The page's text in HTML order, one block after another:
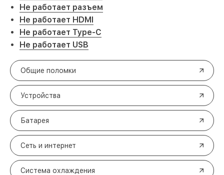
Не работает разъем
Не работает HDMI
Не работает Type-C
Не работает USB
Общие поломки
Устройства
Батарея
Сеть и интернет
Система охлаждения